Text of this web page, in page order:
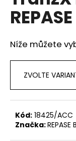
0,0
hvězdiček.
Níže můžete
ZVOLTE
Kód: 18425/ACC
Značka:REPASE
a
j
í
t
?